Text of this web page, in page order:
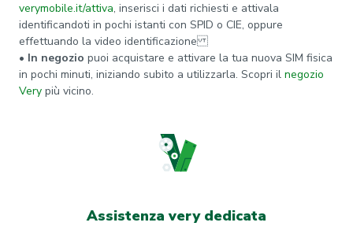
verymobile.it/attiva, inserisci i dati richiesti e attivala
identificandoti in pochi istanti con SPID o CIE, oppure
effettuando la video identificazione
• In negozio puoi acquistare e attivare la tua nuova SIM fisica
in pochi minuti, iniziando subito a utilizzarla. Scopri il negozio
Very più vicino.
Assistenza very dedicata